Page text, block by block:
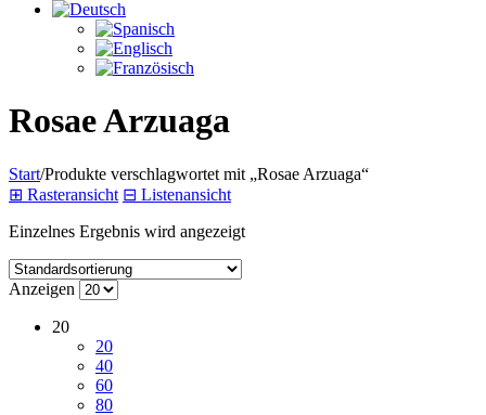
Rosae Arzuaga
Start/Produkte verschlagwortet mit „Rosae Arzuaga“
⊞ Rasteransicht ⊟ Listenansicht
Einzelnes Ergebnis wird angezeigt
Anzeigen
20
20
40
60
80